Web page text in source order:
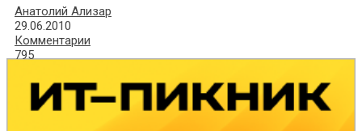
Анатолий Ализар
29.06.2010
Комментарии
795